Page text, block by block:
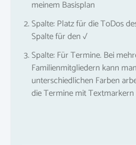
meinem Basisplan
Spalte: Platz für die ToDos
Spalte für den √
Spalte: Für Termine. Bei
Familienmitgliedern kann
unterschiedlichen Farben
die Termine mit Textmarkern